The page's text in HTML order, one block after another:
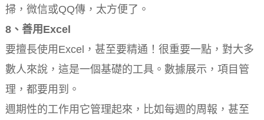
掃，微信或QQ傳，太方便了。
8、善用Excel
要擅長使用Excel，甚至要精通！很重要一點，對大多
數人來說，這是一個基礎的工具。數據展示，項目管
理，都要用到。
週期性的工作用它管理起來，比如每週的周報，甚至